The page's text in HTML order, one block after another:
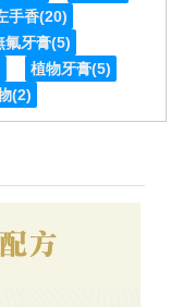
手香(20)
氟牙膏(5)
植物牙膏(5)
(2)